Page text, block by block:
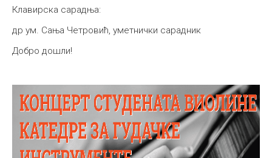
Клавирска сарадња:
др ум. Сања Четровић, уметнички сарадник
Добро дошли!